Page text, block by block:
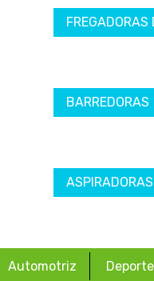
FREGADORAS
BARREDORAS
Automotriz